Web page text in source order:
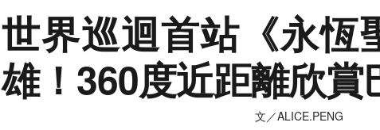
世界巡迴首站《永恆
雄！360度近距離欣賞
文／ALICE.PENG